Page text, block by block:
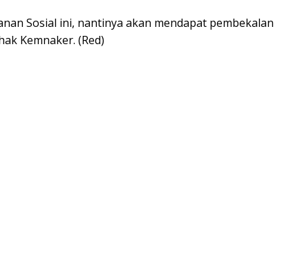
Sosial ini, nantinya akan mendapat pembekalan
Kemnaker. (Red)